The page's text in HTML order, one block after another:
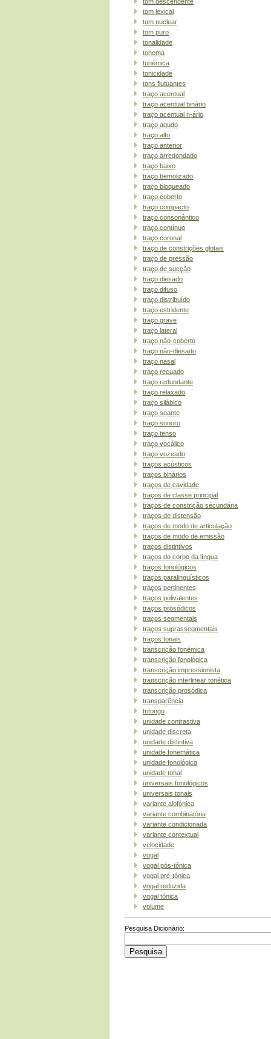
tom lexical
tom nuclear
tom puro
tonalidade
tonema
tonémica
tonicidade
tons flutuantes
traço acentual
traço acentual binário
traço acentual n-ário
traço agudo
traço alto
traço anterior
traço arredondado
traço baixo
traço bemolizado
traço bloqueado
traço coberto
traço compacto
traço consonântico
traço contínuo
traço coronal
traço de constrições glotais
traço de pressão
traço de sucção
traço diesado
traço difuso
traço distribuído
traço estridente
traço grave
traço lateral
traço não-coberto
traço não-diesado
traço nasal
traço recuado
traço redundante
traço relaxado
traço silábico
traço soante
traço sonoro
traço tenso
traço vocálico
traço vozeado
traços acústicos
traços binários
traços de cavidade
traços de classe principal
traços de constrição secundária
traços de distensão
traços de modo de articulação
traços de modo de emissão
traços distintivos
traços do corpo da língua
traços fonológicos
traços paralinguísticos
traços pertinentes
traços polivalentes
traços prosódicos
traços segmentais
traços suprassegmentais
traços tonais
transcrição fonémica
transcrição fonológica
transcrição impressionista
transcrição interlinear tonética
transcrição prosódica
transparência
tritongo
unidade contrastiva
unidade discreta
unidade distintiva
unidade fonemática
unidade fonológica
unidade tonal
universais fonológicos
universais tonais
variante alofónica
variante combinatória
variante condicionada
variante contextual
velocidade
vogal
vogal pós-tónica
vogal pré-tónica
vogal reduzida
vogal tónica
volume
Pesquisa Dicionário: